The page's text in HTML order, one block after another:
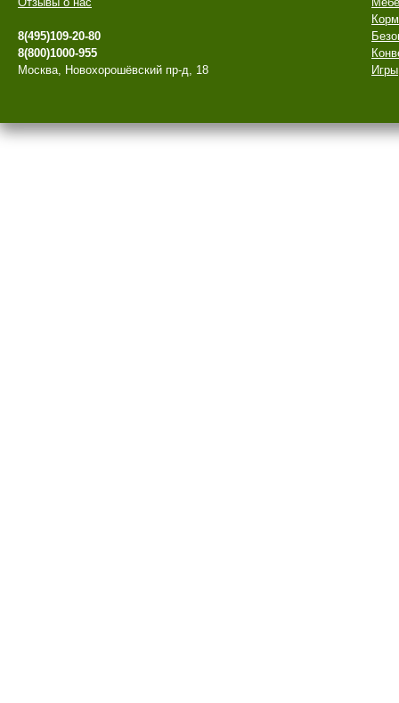
8(495)109-20-80
8(800)1000-955
Москва, Новохорошёвский пр-д, 18